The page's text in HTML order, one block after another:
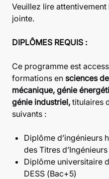
Veuillez lire
jointe.
DIPLÔMES REQUIS :
Ce programme est
formations en sciences
mécanique, génie
génie industriel, titulaires
suivants :
Diplôme d’ingénieurs
des Titres
Diplôme universitaire
DESS (Bac+5)